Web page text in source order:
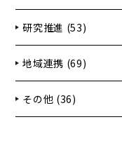
研究推進 (53)
地域連携 (69)
その他 (36)